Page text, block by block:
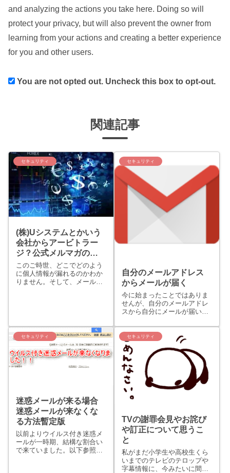
and analyzing the actions you take here. Doing so will
protect your privacy, but will also prevent the owner from
learning from your actions and creating a better experience
for you and other users.
You are not opted out. Uncheck this box to opt-out.
関連記事
セキュリティ
(株)Uシステムとかいう
会社からアービトラー
ジ？公式メルマガのご
案内ですって…。ヽ(~～
~ )ﾉ ﾊﾃ?
このご時世、どこでどのよう
に個人情報が漏れるのかわか
りません。そして、メールア
いのに（株）Uシステムとか
いう大...
セキュリティ
自分のメールアドレス
からメールが届く
今に始まったことではありま
せんが、自分のメールアドレ
スから自分にメールが届いた
でしょうか。 しかも、その自
分のメールアドレスからの受
信メールがウイルス付きって
焦るとい言いますかビックリ
します。 （私は、ちょっとだ
け...
セキュリティ
迷惑メールが来る場合
迷惑メールが来なくな
る方法暫定版
以前よりウイルス付き迷惑メ
ールが一時期、結構な割合い
で来ていました。以下参照し
セキュリティ
TVの謝罪会見やお詫び
や訂正について思うこ
と
私がまだ小学生や高校生くら
いまでのテレビのテロップや
字幕情報に、今みたいに間違